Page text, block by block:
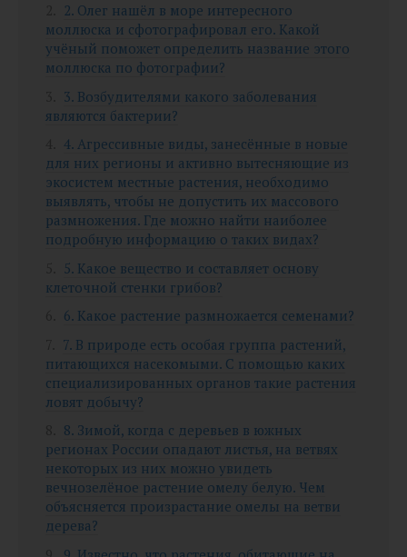
2. Олег нашёл в море интересного
моллюска и сфотографировал его. Какой
учёный поможет определить название этого
моллюска по фотографии?
3. Возбудителями какого заболевания
являются бактерии?
4. Агрессивные виды, занесённые в новые
для них регионы и активно вытесняющие из
экосистем местные растения, необходимо
выявлять, чтобы не допустить их массового
размножения. Где можно найти наиболее
подробную информацию о таких видах?
5. Какое вещество и составляет основу
клеточной стенки грибов?
6. Какое растение размножается семенами?
7. В природе есть особая группа растений,
питающихся насекомыми. С помощью каких
специализированных органов такие растения
ловят добычу?
8. Зимой, когда с деревьев в южных
регионах России опадают листья, на ветвях
некоторых из них можно увидеть
вечнозелёное растение омелу белую. Чем
объясняется произрастание омелы на ветви
дерева?